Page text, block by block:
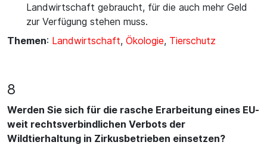
Landwirtschaft gebraucht, für die auch mehr Geld
zur Verfügung stehen muss.
Themen: Landwirtschaft, Ökologie, Tierschutz
8
Werden Sie sich für die rasche Erarbeitung eines EU-
weit rechtsverbindlichen Verbots der
Wildtierhaltung in Zirkusbetrieben einsetzen?